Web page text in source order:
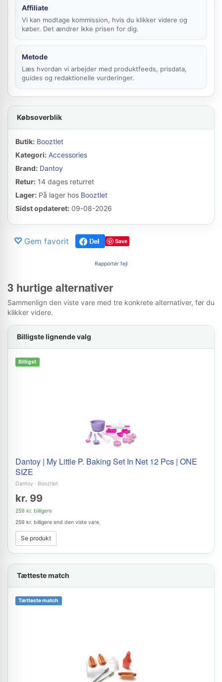
Affiliate
Vi kan modtage kommission, hvis du klikker videre og
køber. Det ændrer ikke prisen for dig.
Metode
Læs hvordan vi arbejder med produktfeeds, prisdata,
guides og redaktionelle vurderinger.
Købsoverblik
Butik: Booztlet
Kategori: Accessories
Brand: Dantoy
Retur: 14 dages returret
Lager: På lager hos Booztlet
Sidst opdateret: 09-08-2026
Gem favorit Save
Rapportér fejl
3 hurtige alternativer
Sammenlign den viste vare med tre konkrete alternativer, før du
klikker videre.
Billigste lignende valg
Billigst
Dantoy | My Little P. Baking Set In Net 12 Pcs | ONE
SIZE
Dantoy · Booztlet
kr. 99
259 kr. billigere
259 kr. billigere end den viste vare.
Se produkt
Tætteste match
Tætteste match